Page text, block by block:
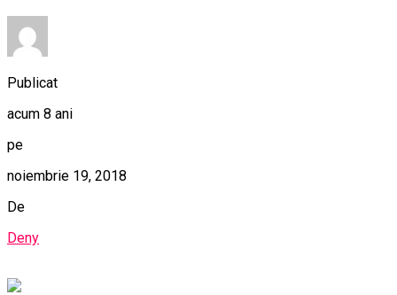
Publicat
acum 8 ani
pe
noiembrie 19, 2018
De
Deny